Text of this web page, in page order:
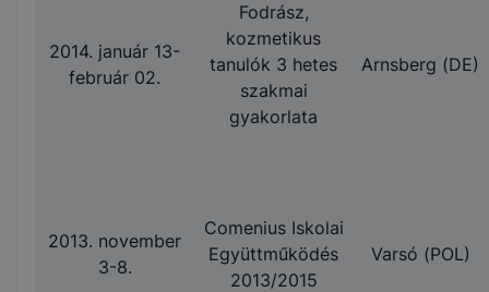
2014. január 13-
február 02.
Fodrász,
kozmetikus
tanulók 3 hetes
szakmai
gyakorlata
Arnsberg (DE)
2013. november
3-8.
Comenius Iskolai
Együttműködés
2013/2015
Varsó (POL)